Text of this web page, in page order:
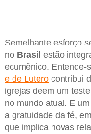
Semelhante esforço
no Brasil estão
ecumênico. Entende-
e de Lutero contribui
igrejas deem um
no mundo atual. E
a gratuidade da fé,
que implica novas